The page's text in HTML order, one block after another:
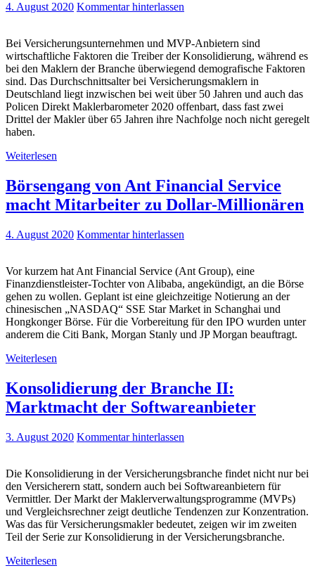
4. August 2020 Kommentar hinterlassen
Bei Versicherungsunternehmen und MVP-Anbietern sind
wirtschaftliche Faktoren die Treiber der Konsolidierung, während es
bei den Maklern der Branche überwiegend demografische Faktoren
sind. Das Durchschnittsalter bei Versicherungsmaklern in
Deutschland liegt inzwischen bei weit über 50 Jahren und auch das
Policen Direkt Maklerbarometer 2020 offenbart, dass fast zwei
Drittel der Makler über 65 Jahren ihre Nachfolge noch nicht geregelt
haben.
Weiterlesen
Börsengang von Ant Financial Service
macht Mitarbeiter zu Dollar-Millionären
4. August 2020 Kommentar hinterlassen
Vor kurzem hat Ant Financial Service (Ant Group), eine
Finanzdienstleister-Tochter von Alibaba, angekündigt, an die Börse
gehen zu wollen. Geplant ist eine gleichzeitige Notierung an der
chinesischen „NASDAQ“ SSE Star Market in Schanghai und
Hongkonger Börse. Für die Vorbereitung für den IPO wurden unter
anderem die Citi Bank, Morgan Stanly und JP Morgan beauftragt.
Weiterlesen
Konsolidierung der Branche II:
Marktmacht der Softwareanbieter
3. August 2020 Kommentar hinterlassen
Die Konsolidierung in der Versicherungsbranche findet nicht nur bei
den Versicherern statt, sondern auch bei Softwareanbietern für
Vermittler. Der Markt der Maklerverwaltungsprogramme (MVPs)
und Vergleichsrechner zeigt deutliche Tendenzen zur Konzentration.
Was das für Versicherungsmakler bedeutet, zeigen wir im zweiten
Teil der Serie zur Konsolidierung in der Versicherungsbranche.
Weiterlesen